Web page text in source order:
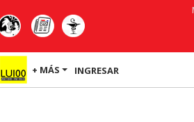
+ MÁS INGRESAR